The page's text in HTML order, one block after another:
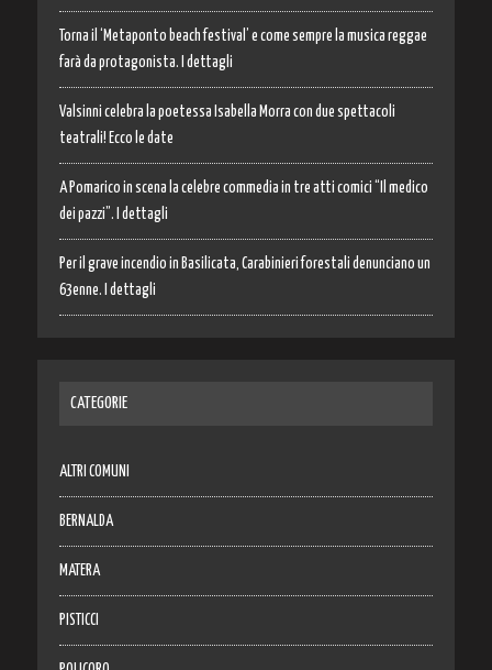
Torna il ‘Metaponto beach festival’ e come sempre la musica reggae
farà da protagonista. I dettagli
Valsinni celebra la poetessa Isabella Morra con due spettacoli
teatrali! Ecco le date
A Pomarico in scena la celebre commedia in tre atti comici “Il medico
dei pazzi”. I dettagli
Per il grave incendio in Basilicata, Carabinieri forestali denunciano un
63enne. I dettagli
CATEGORIE
ALTRI COMUNI
BERNALDA
MATERA
PISTICCI